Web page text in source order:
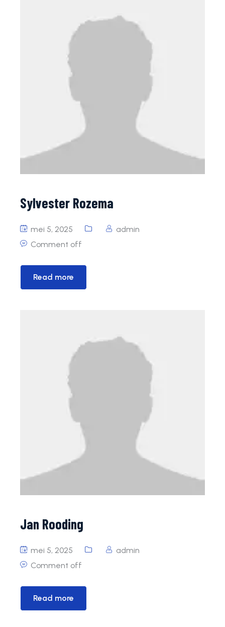
Sylvester Rozema
mei 5, 2025
admin
Comment off
Read more
Jan Rooding
mei 5, 2025
admin
Comment off
Read more